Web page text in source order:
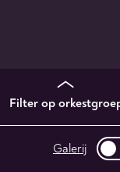
Filter op
2e violisten
Galerij